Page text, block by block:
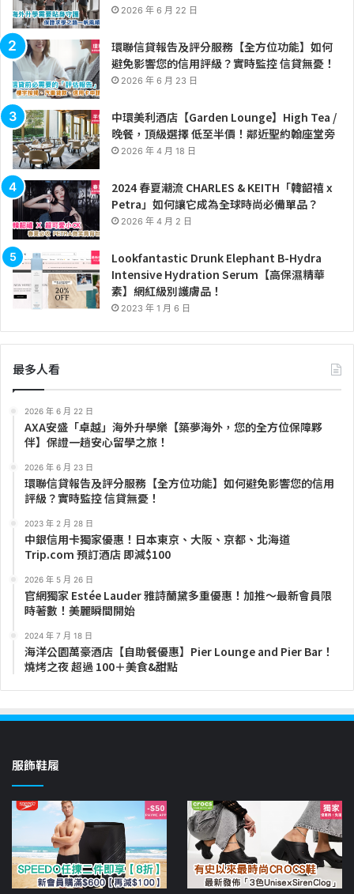
2026 年 6 月 22 日
環聯信貸報告及評分服務【全方位功能】如何
避免影響您的信用評級？實時監控 信貸無憂！
2026 年 6 月 23 日
中環美利酒店【Garden Lounge】High Tea /
晚餐，頂級選擇 低至半價！鄰近聖約翰座堂旁
2026 年 4 月 18 日
2024 春夏潮流 CHARLES & KEITH「韓韶禧 x
Petra」如何讓它成為全球時尚必備單品？
2026 年 4 月 2 日
Lookfantastic Drunk Elephant B-Hydra
Intensive Hydration Serum【高保濕精華
素】網紅級別護膚品！
2023 年 1 月 6 日
最多人看
2026 年 6 月 22 日
AXA安盛「卓越」海外升學樂【築夢海外，您的全方位保障夥
伴】保證一趟安心留學之旅！
2026 年 6 月 23 日
環聯信貸報告及評分服務【全方位功能】如何避免影響您的信用
評級？實時監控 信貸無憂！
2023 年 2 月 28 日
中銀信用卡獨家優惠！日本東京、大阪、京都、北海道
Trip.com 預訂酒店 即減$100
2026 年 5 月 26 日
官網獨家 Estée Lauder 雅詩蘭黛多重優惠！加推～最新會員限
時著數！美麗瞬間開始
2024 年 7 月 18 日
海洋公園萬豪酒店【自助餐優惠】Pier Lounge and Pier Bar！
燒烤之夜 超過 100＋美食&甜點
服飾鞋履